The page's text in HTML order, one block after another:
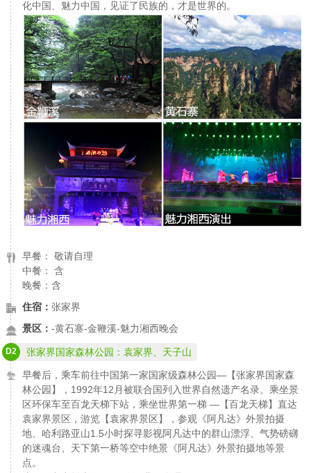
化中国、魅力中国，见证了民族的，才是世界的。
早餐： 敬请自理
中餐： 含
晚餐：含
住宿： 张家界
景区： -黄石寨-金鞭溪-魅力湘西晚会
D2 张家界国家森林公园：袁家界、天子山
早餐后，乘车前往中国第一家国家级森林公园—【张家界国家森
林公园】，1992年12月被联合国列入世界自然遗产名录。乘坐景
区环保车至百龙天梯下站，乘坐世界第一梯 —【百龙天梯】直达
袁家界景区，游览【袁家界景区】，参观《阿凡达》外景拍摄
地、哈利路亚山1.5小时探寻影视阿凡达中的群山漂浮、气势磅礴
的迷魂台、天下第一桥等空中绝景《阿凡达》外景拍摄地等景
点。